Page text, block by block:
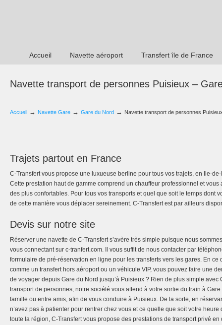
Accueil Navette aéroport Transfert île de France
Navette transport de personnes Puisieux –
Accueil → Navette Gare → Gare du Nord → Navette transport de personnes
Trajets partout en France
C-Transfert vous propose une luxueuse berline pour tous vos trajets, en Ile-
Cette prestation haut de gamme comprend un chauffeur professionnel et
des plus confortables. Pour tous vos transports et quel que soit le temps dont
de cette manière vous déplacer sereinement. C-Transfert est par ailleurs
Devis sur notre site
Réserver une navette de C-Transfert s’avère très simple puisque nous
vous connectant sur c-tranfert.com. Il vous suffit de nous contacter par
formulaire de pré-réservation en ligne pour les transferts vers les gares. En ce
comme un transfert hors aéroport ou un véhicule VIP, vous pouvez faire une
de voyager depuis Gare du Nord jusqu’à Puisieux ? Rien de plus simple avec
transport de personnes, notre société vous attend à votre sortie du train à
famille ou entre amis, afin de vous conduire à Puisieux. De la sorte, en
n’avez pas à patienter pour rentrer chez vous et ce quelle que soit votre heure
toute la région, C-Transfert vous propose des prestations de transport privé